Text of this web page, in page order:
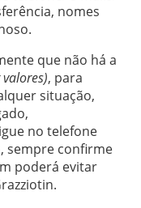
nomes
que não há a
, para
situação,
no telefone
sempre confirme
poderá evitar